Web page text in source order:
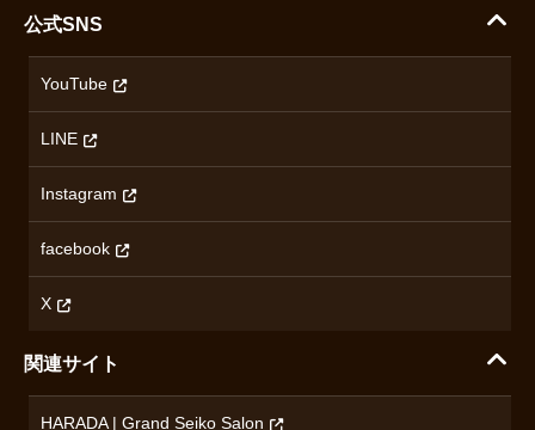
配送・送料について
ハラダの保証とアフターサービス
セイコー
カシオ
オリエントスター
ロンジン
チューダー
ブランド一覧を見る
沿革
特定商取引法に基づく表記
プライバシーポリシー
無断転載・商用利用について
コンテンツ制作ポリシーおよび生成AIの利用指針
公式SNS
YouTube
LINE
Instagram
facebook
X
関連サイト
HARADA | Grand Seiko Salon